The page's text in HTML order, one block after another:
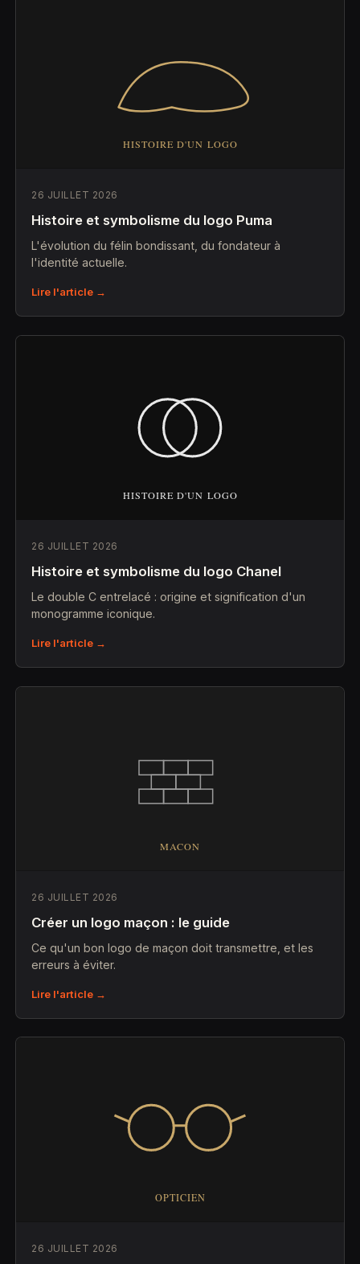
26 JUILLET 2026
Histoire et symbolisme du logo Puma
L'évolution du félin bondissant, du fondateur à
l'identité actuelle.
Lire l'article →
26 JUILLET 2026
Histoire et symbolisme du logo Chanel
Le double C entrelacé : origine et signification d'un
monogramme iconique.
Lire l'article →
26 JUILLET 2026
Créer un logo maçon : le guide
Ce qu'un bon logo de maçon doit transmettre, et les
erreurs à éviter.
Lire l'article →
26 JUILLET 2026